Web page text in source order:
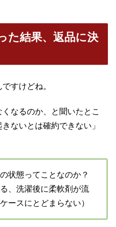
た結果、返品に決
すけどね。
なるのか、と聞いたとこ
ないとは確約できない」
状態ってことなのか？
、洗濯後に柔軟剤が流
ースにとどまらない）